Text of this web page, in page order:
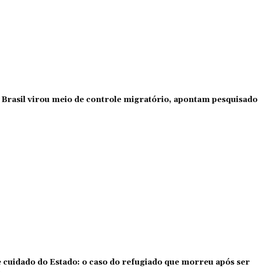
virou meio de controle migratório, apontam
do Estado: o caso do refugiado que morreu após ser